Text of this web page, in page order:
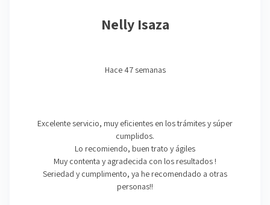
Nelly Isaza
Hace 47 semanas
Excelente servicio, muy eficientes en los trámites y súper
cumplidos.
Lo recomiendo, buen trato y ágiles
Muy contenta y agradecida con los resultados !
Seriedad y cumplimento, ya he recomendado a otras
personas!!